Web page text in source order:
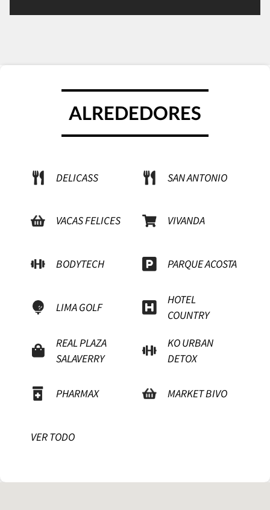
ALREDEDORES
DELICASS SAN ANTONIO
VACAS FELICES VIVANDA
BODYTECH PARQUE ACOSTA
LIMA GOLF
HOTEL
COUNTRY
REAL PLAZA
SALAVERRY
KO URBAN
DETOX
PHARMAX MARKET BIVO
VER TODO